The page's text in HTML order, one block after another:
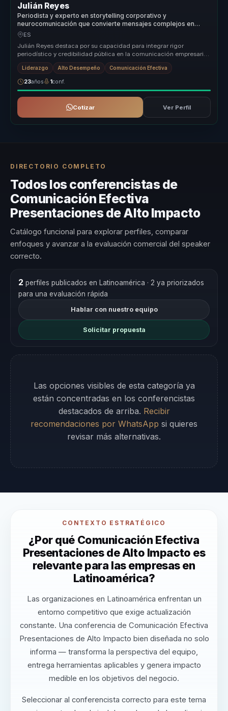
Julián Reyes
Periodista y experto en storytelling corporativo y
neurocomunicación que convierte mensajes complejos en
claridad e impacto mediático para líderes.
ES
Julián Reyes destaca por su capacidad para integrar rigor
periodístico y credibilidad pública en la comunicación empresarial.
Su metodolo...
Liderazgo Alto Desempeño Comunicación Efectiva
23años 1conf.
Cotizar Ver Perfil
DIRECTORIO COMPLETO
Todos los conferencistas de
Comunicación Efectiva
Presentaciones de Alto Impacto
Catálogo funcional para explorar perfiles, comparar
enfoques y avanzar a la evaluación comercial del speaker
correcto.
2 perfiles publicados en Latinoamérica · 2 ya priorizados
para una evaluación rápida
Hablar con nuestro equipo
Solicitar propuesta
Las opciones visibles de esta categoría ya
están concentradas en los conferencistas
destacados de arriba. Recibir
recomendaciones por WhatsApp si quieres
revisar más alternativas.
CONTEXTO ESTRATÉGICO
¿Por qué Comunicación Efectiva
Presentaciones de Alto Impacto es
relevante para las empresas en
Latinoamérica?
Las organizaciones en Latinoamérica enfrentan un
entorno competitivo que exige actualización
constante. Una conferencia de Comunicación Efectiva
Presentaciones de Alto Impacto bien diseñada no solo
informa — transforma la perspectiva del equipo,
entrega herramientas aplicables y genera impacto
medible en los objetivos del negocio.
Seleccionar al conferencista correcto para este tema